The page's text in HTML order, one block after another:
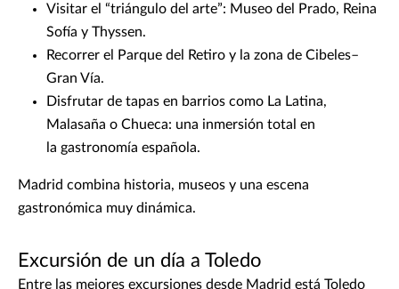
Visitar el “triángulo del arte”: Museo del Prado, Reina
Sofía y Thyssen.
Recorrer el Parque del Retiro y la zona de Cibeles–
Gran Vía.
Disfrutar de tapas en barrios como La Latina,
Malasaña o Chueca: una inmersión total en
la gastronomía española.
Madrid combina historia, museos y una escena
gastronómica muy dinámica.
Excursión de un día a Toledo
Entre las mejores excursiones desde Madrid está Toledo